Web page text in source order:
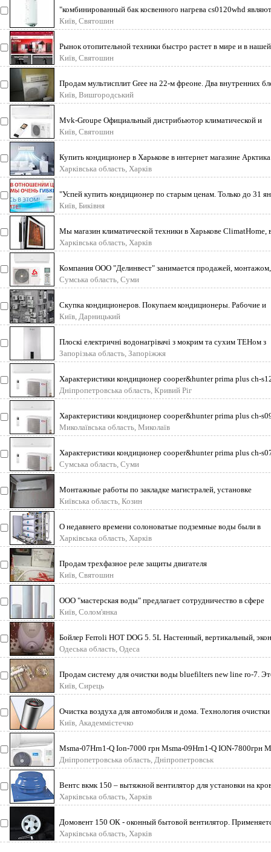
"комбинированный бак косвенного нагрева cs0120whd
основополагающим элементо
Київ, Святошин
Рынок отопительной техники быстро растет в мире и в
без исключения. Вс
Київ, Святошин
Продам мультисплит Gree на 22-м фреоне. Два внутренних
на12000 BTU. Обслужен
Київ, Вишгородський
Mvk-Groupe Официальный дистрибьютор климатической и
отопительной техники в Киеве и К
Київ, Святошин
Купить кондиционер в Харькове в интернет магазине
заходите на наш сайт. М
Харківська область, Харків
"Успей купить кондиционер по старым ценам. Только до 31
сэкономь до 5000 г
Київ, Биківня
Мы магазин климатической техники в Харькове ClimatHome,
котором работают специали
Харківська область, Харків
Компания ООО "Делинвест" занимается продажей, монтажом,
обслуживанием кондиционеров
Сумська область, Суми
Скупка кондиционеров. Покупаем кондиционеры. Рабочие и
нерабочие. Цены от 100 гр
Київ, Дарницький
Плоскі електричні водонагрівачі з мокрим та сухим ТЕНом з
вертикальним і горизонталь
Запорізька область, Запоріжжя
Характеристики кондиционер cooper&hunter prima plus ch-
тип компрессора обыч
Дніпропетровська область, Кривий Ріг
Характеристики кондиционер cooper&hunter prima plus ch-
тип компрессора обыч
Миколаївська область, Миколаїв
Характеристики кондиционер cooper&hunter prima plus ch-
тип компрессора обыч
Сумська область, Суми
Монтажные работы по закладке магистралей, установке
кондиционеров всех типов. Прода
Київська область, Козин
О недавнего времени солоноватые подземные воды были в
значительной степени недооцене
Харківська область, Харків
Продам трехфазное реле защиты двигателя
Київ, Святошин
ООО "мастерская воды" предлагает сотрудничество в сфере
водоочистки и водоподготовки
Київ, Солом'янка
Бойлер Ferroli HOT DOG 5. 5L Настенный, вертикальный,
Мощность 800wt объ
Одеська область, Одеса
Продам систему для очистки воды bluefilters new line ro-7.
семиступенчатая сис
Київ, Сирець
Очистка воздуха для автомобиля и дома. Технология очистки
использованием отриц
Київ, Академмістечко
Msma-07Hrn1-Q Ion-7000 грн Msma-09Hrn1-Q ION-7800грн
12Hrn1-Q ION-9000грн M
Дніпропетровська область, Дніпропетровськ
Вентс вкмк 150 – вытяжной вентилятор для установки на
зданий. Монтаж произ
Харківська область, Харків
Домовент 150 ОК - оконный бытовой вентилятор.
небольших помещениях в
Харківська область, Харків